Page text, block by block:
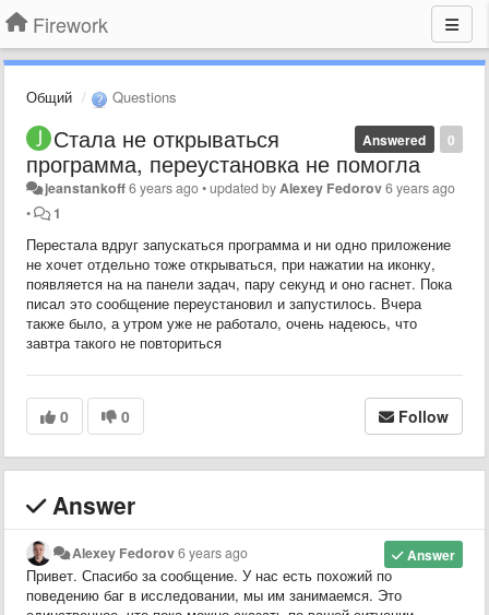
Firework
Общий Questions
0
Answered
Стала не открываться
программа, переустановка не помогла
jeanstankoff6 years ago•updated by Alexey Fedorov6 years ago
•
1
Перестала вдруг запускаться программа и ни одно приложение
не хочет отдельно тоже открываться, при нажатии на иконку,
появляется на на панели задач, пару секунд и оно гаснет. Пока
писал это сообщение переустановил и запустилось. Вчера
также было, а утром уже не работало, очень надеюсь, что
завтра такого не повториться
0 0 Follow
Answer
Answer
Alexey Fedorov6 years ago
Привет. Спасибо за сообщение. У нас есть похожий по
поведению баг в исследовании, мы им занимаемся. Это